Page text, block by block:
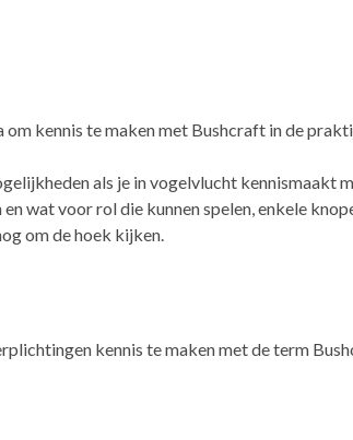
kennis te maken met Bushcraft in de
als je in vogelvlucht kennismaakt
wat voor rol die kunnen spelen, enkele
om de hoek kijken.
kennis te maken met de term